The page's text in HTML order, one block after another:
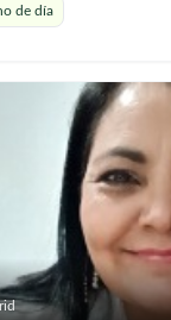
responsable y de
de día